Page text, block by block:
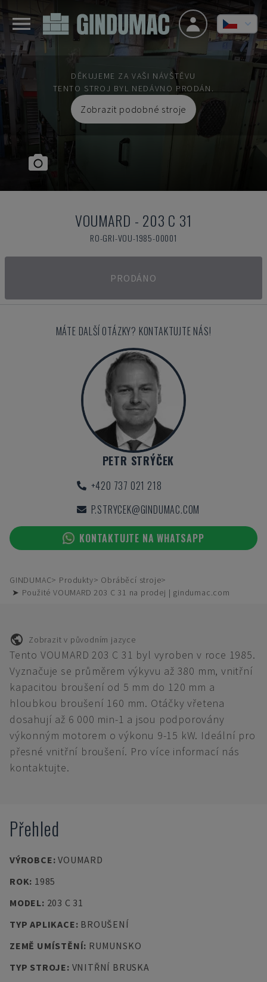
DĚKUJEME ZA VAŠI NÁVŠTĚVU
TENTO STROJ BYL NEDÁVNO PRODÁN.
Zobrazit podobné stroje
VOUMARD - 203 C 31
RO-GRI-VOU-1985-00001
PRODÁNO
MÁTE DALŠÍ OTÁZKY? KONTAKTUJTE NÁS!
PETR STRÝČEK
+420 737 021 218
P.STRYCEK@GINDUMAC.COM
KONTAKTUJTE NA WHATSAPP
GINDUMAC Produkty
Obráběcí stroje
➤ Použité VOUMARD 203 C 31 na prodej | gindumac.com
Zobrazit v původním jazyce
Tento VOUMARD 203 C 31 byl vyroben v roce 1985.
Vyznačuje se průměrem výkyvu až 380 mm, vnitřní
kapacitou broušení od 5 mm do 120 mm a
hloubkou broušení 160 mm. Otáčky vřetena
dosahují až 6 000 min-1 a jsou podporovány
výkonným motorem o výkonu 9-15 kW. Ideální pro
přesné vnitřní broušení. Pro více informací nás
kontaktujte.
Přehled
VÝROBCE:VOUMARD
ROK: 1985
MODEL: 203 C 31
TYP APLIKACE: BROUŠENÍ
ZEMĚ UMÍSTĚNÍ: RUMUNSKO
TYP STROJE: VNITŘNÍ BRUSKA